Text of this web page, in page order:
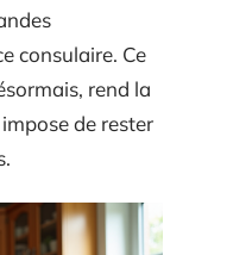
consulaire. Ce
rend la
de rester